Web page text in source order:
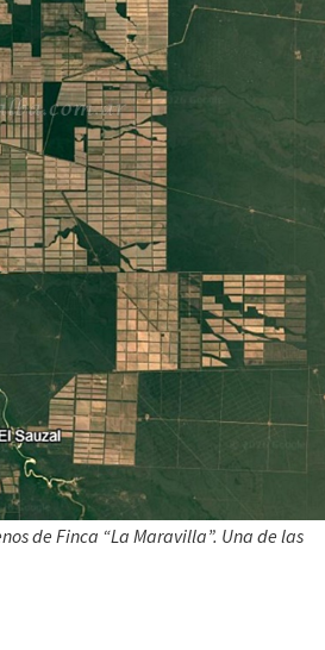
de Finca “La Maravilla”. Una de las